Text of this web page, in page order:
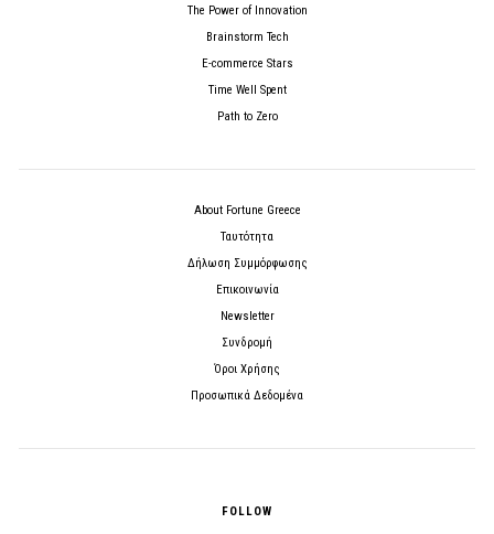
The Power of Innovation
Brainstorm Tech
E-commerce Stars
Time Well Spent
Path to Zero
About Fortune Greece
Ταυτότητα
Δήλωση Συμμόρφωσης
Επικοινωνία
Newsletter
Συνδρομή
Όροι Χρήσης
Προσωπικά Δεδομένα
FOLLOW